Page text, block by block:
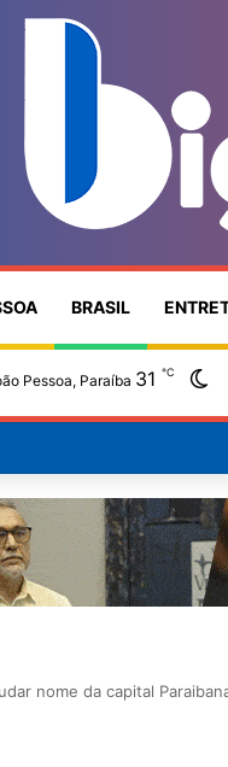
BRASIL
Pessoa, Paraíba 31 ℃
deve começar na
nome da capital